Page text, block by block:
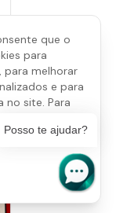
que o
para
para melhorar
e para
no site. Para
Posso te ajudar?